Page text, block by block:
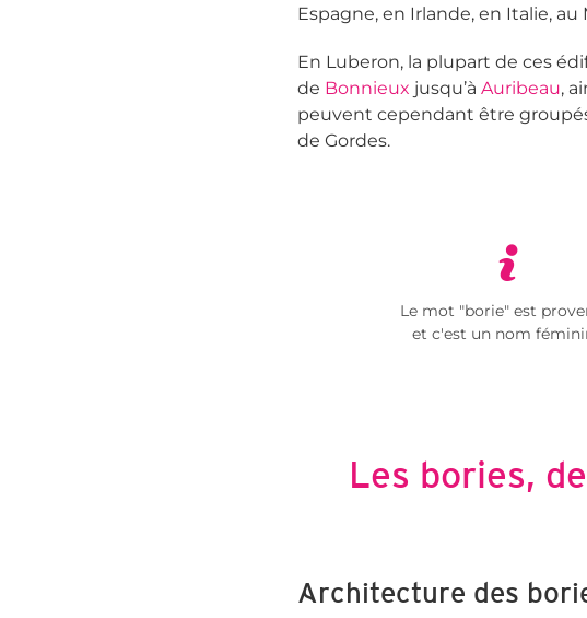
Espagne, en Irlande, en Italie,
En Luberon, la plupart de ces
de Bonnieux jusqu’à Auribeau,
peuvent cependant être
de Gordes.
Le mot "borie" est
et c'est un nom
Les bories,
Architecture des